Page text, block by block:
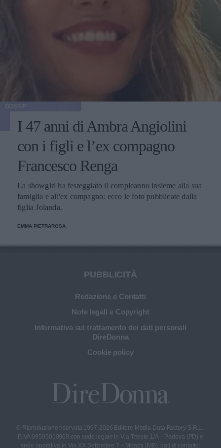
I 47 anni di Ambra Angiolini
con i figli e l’ex compagno
Francesco Renga
La showgirl ha festeggiato il compleanno insieme alla sua
famiglia e all'ex compagno: ecco le foto pubblicate dalla
figlia Jolanda.
EMMA PIETRAROSA
PUBBLICITÀ
Redazione e Contatti
Note legali e Copyright
Informativa sul trattamento dei dati personali
DireDonna
Cookie policy
© Riproduzione riservata 1997-2026 Editore Media Data Factory S.R.L.,
P.IVA 09595010969 con sede legale in Via Trieste 1/A – Padova (PD) e
sede operativa in Via XX Settembre 7 – Monza (MB); dati di contatto: